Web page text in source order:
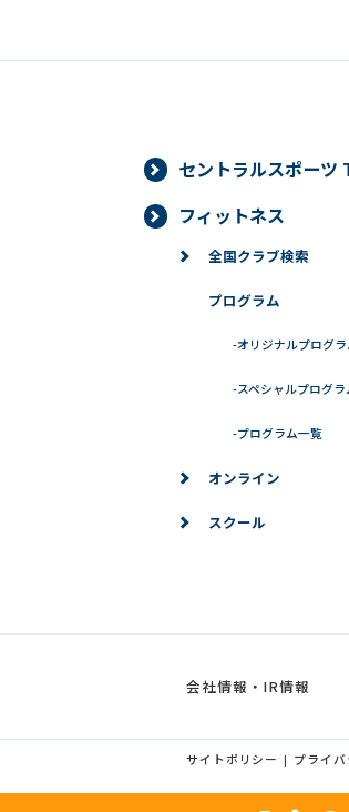
セントラルスポーツ
フィットネス
全国クラブ検索
プログラム
-オリジナルプログラ
-スペシャルプログラ
-プログラム一覧
オンライン
スクール
会社情報・IR情報
サイトポリシー プライ